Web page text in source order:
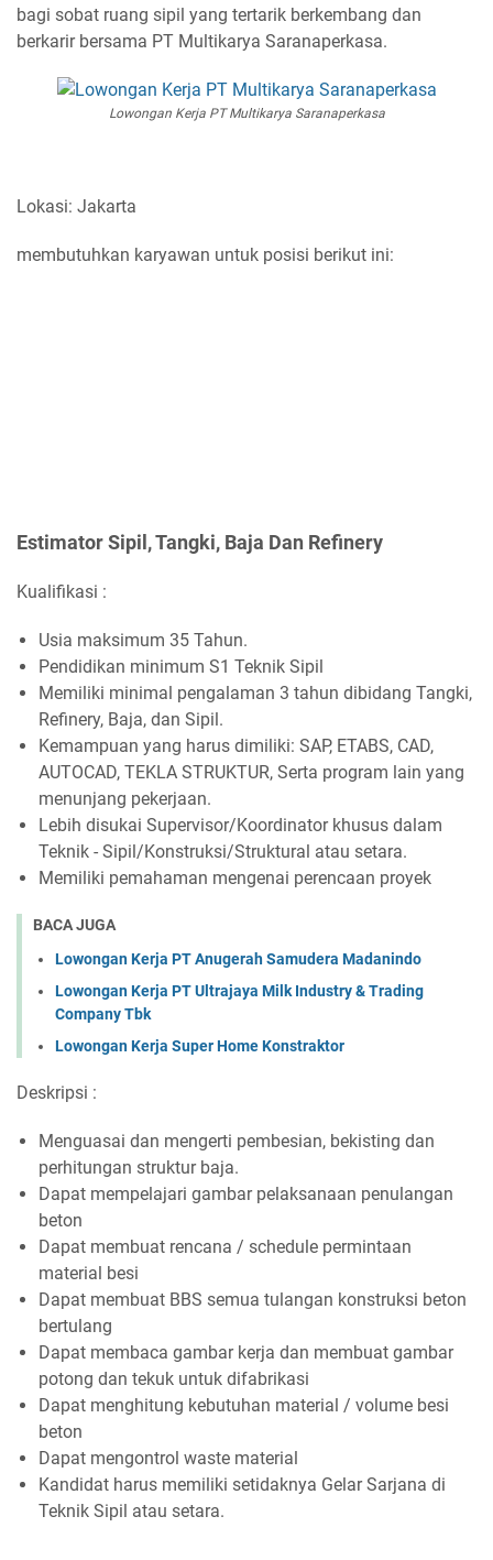
bagi sobat ruang sipil yang tertarik berkembang dan
berkarir bersama PT Multikarya Saranaperkasa.
Lowongan Kerja PT Multikarya Saranaperkasa
Lokasi: Jakarta
membutuhkan karyawan untuk posisi berikut ini:
Estimator Sipil, Tangki, Baja Dan Refinery
Kualifikasi :
Usia maksimum 35 Tahun.
Pendidikan minimum S1 Teknik Sipil
Memiliki minimal pengalaman 3 tahun dibidang Tangki,
Refinery, Baja, dan Sipil.
Kemampuan yang harus dimiliki: SAP, ETABS, CAD,
AUTOCAD, TEKLA STRUKTUR, Serta program lain yang
menunjang pekerjaan.
Lebih disukai Supervisor/Koordinator khusus dalam
Teknik - Sipil/Konstruksi/Struktural atau setara.
Memiliki pemahaman mengenai perencaan proyek
BACA JUGA
Lowongan Kerja PT Anugerah Samudera Madanindo
Lowongan Kerja PT Ultrajaya Milk Industry & Trading
Company Tbk
Lowongan Kerja Super Home Konstraktor
Deskripsi :
Menguasai dan mengerti pembesian, bekisting dan
perhitungan struktur baja.
Dapat mempelajari gambar pelaksanaan penulangan
beton
Dapat membuat rencana / schedule permintaan
material besi
Dapat membuat BBS semua tulangan konstruksi beton
bertulang
Dapat membaca gambar kerja dan membuat gambar
potong dan tekuk untuk difabrikasi
Dapat menghitung kebutuhan material / volume besi
beton
Dapat mengontrol waste material
Kandidat harus memiliki setidaknya Gelar Sarjana di
Teknik Sipil atau setara.